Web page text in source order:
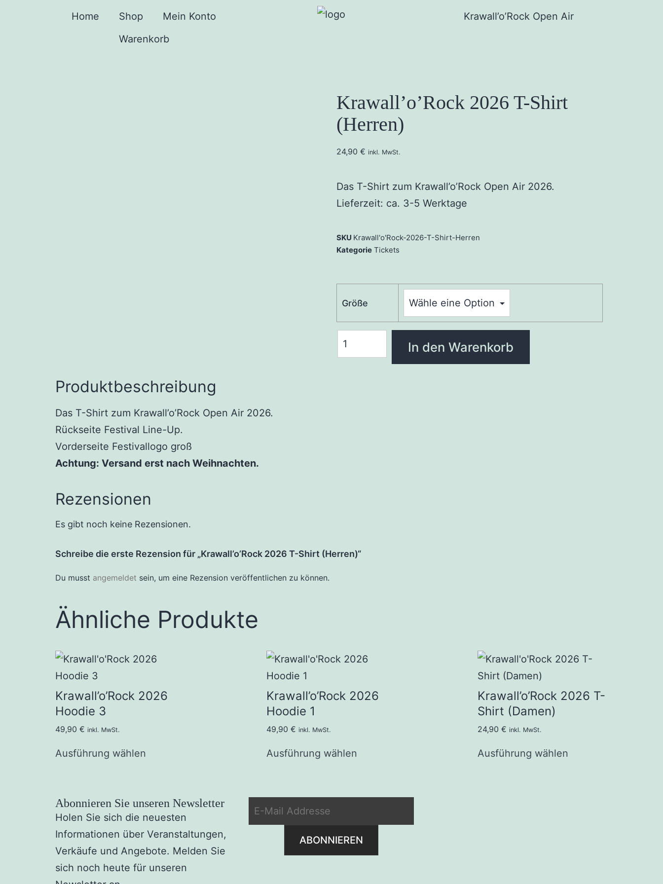
Home Shop
Mein Konto
Warenkorb
Krawall’o’Rock Open Air
Krawall’o’Rock 2026 T-Shirt
(Herren)
24,90 € inkl. MwSt.
Das T-Shirt zum Krawall’o’Rock Open Air 2026.
Lieferzeit: ca. 3-5 Werktage
SKU Krawall'o'Rock-2026-T-Shirt-Herren
Kategorie Tickets
Größe
In den Warenkorb
Produktbeschreibung
Das T-Shirt zum Krawall’o’Rock Open Air 2026.
Rückseite Festival Line-Up.
Vorderseite Festivallogo groß
Achtung: Versand erst nach Weihnachten.
Rezensionen
Es gibt noch keine Rezensionen.
Schreibe die erste Rezension für „Krawall’o’Rock 2026 T-Shirt (Herren)“
Du musst angemeldet sein, um eine Rezension veröffentlichen zu können.
Ähnliche Produkte
Krawall’o’Rock 2026
Hoodie 3
49,90 € inkl. MwSt.
Ausführung wählen
Krawall’o’Rock 2026
Hoodie 1
49,90 € inkl. MwSt.
Ausführung wählen
Krawall’o’Rock 2026 T-
Shirt (Damen)
24,90 € inkl. MwSt.
Ausführung wählen
Abonnieren Sie unseren Newsletter
Holen Sie sich die neuesten
Informationen über Veranstaltungen,
Verkäufe und Angebote. Melden Sie
sich noch heute für unseren